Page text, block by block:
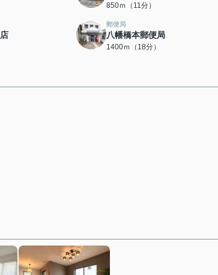
850ｍ（11分）
郵便局
八幡橋本郵便局
1400ｍ（18分）